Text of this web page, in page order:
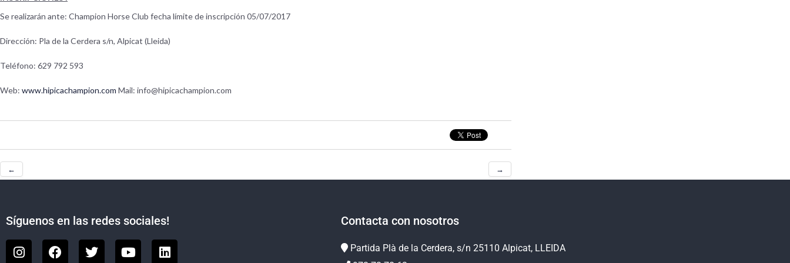
Se realizarán ante: Champion Horse Club fecha límite de inscripción 05/07/2017
Dirección: Pla de la Cerdera s/n, Alpicat (Lleida)
Teléfono: 629 792 593
Web: www.hipicachampion.com Mail: info@hipicachampion.com
← →
Síguenos en las redes sociales! Contacta con nosotros
Partida Plà de la Cerdera, s/n 25110 Alpicat, LLEIDA